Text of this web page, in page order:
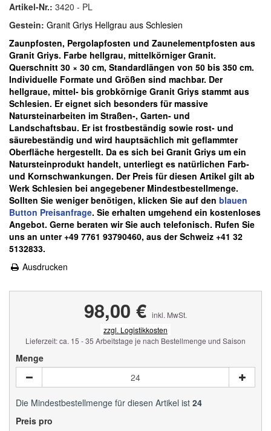
Artikel-Nr.: 3420 - PL
Gestein: Granit Griys Hellgrau aus Schlesien
Zaunpfosten, Pergolapfosten und Zaunelementpfosten aus
Granit Griys. Farbe hellgrau, mittelkörniger Granit.
Querschnitt 30 × 30 cm, Standardlängen von 50 bis 350 cm.
Individuelle Formate und Größen sind machbar. Der
hellgraue, mittel- bis grobkörnige Granit Griys stammt aus
Schlesien. Er eignet sich besonders für massive
Natursteinarbeiten im Straßen-, Garten- und
Landschaftsbau. Er ist frostbeständig sowie rost- und
säurebeständig und wird hauptsächlich mit geflammter
Oberfläche hergestellt. Da es sich bei Granit Griys um ein
Natursteinprodukt handelt, unterliegt es natürlichen Farb-
und Kornschwankungen. Der Preis für diesen Artikel gilt ab
Werk Schlesien bei angegebener Mindestbestellmenge.
Sollten Sie weniger benötigen, klicken Sie auf den blauen
Button Preisanfrage. Sie erhalten umgehend ein kostenloses
Angebot. Gerne beraten wir Sie auch telefonisch. Rufen Sie
uns an unter +49 7761 93790460, aus der Schweiz +41 32
5132833.
Ausdrucken
98,00 € inkl. MwSt.
zzgl. Logistikkosten
Lieferzeit: ca. 15 - 35 Arbeitstage je nach Bestellmenge und Saison
Menge
Die Mindestbestellmenge für diesen Artikel ist 24
Preis pro